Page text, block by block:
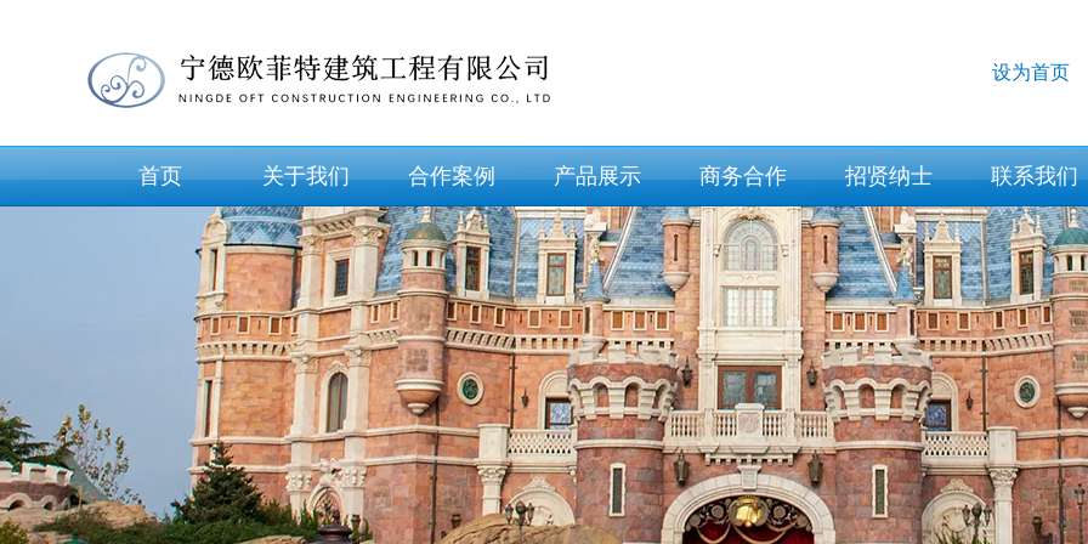
设为首页
首页 关于我们 合作案例 产品展示 商务合作 招贤纳士 联系我们